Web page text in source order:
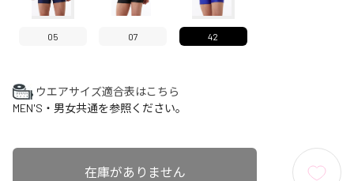
05 07 42
ウエアサイズ適合表はこちら
MEN'S・男女共通を参照ください。
在庫がありません